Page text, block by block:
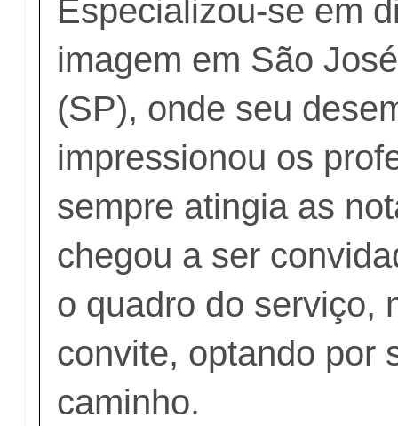
Especializou-se em
imagem em São
(SP), onde seu
impressionou os
sempre atingia as
chegou a ser
o quadro do serviço,
convite, optando por
caminho.